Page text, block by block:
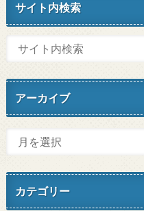
サイト内検索
アーカイブ
カテゴリー